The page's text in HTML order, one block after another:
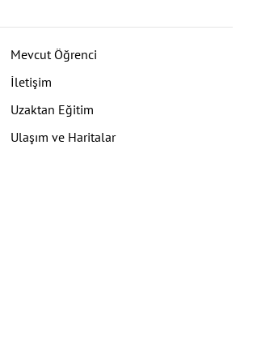
Mevcut Öğrenci
İletişim
Uzaktan Eğitim
Ulaşım ve Haritalar